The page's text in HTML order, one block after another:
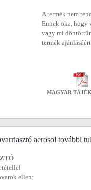
A termék nem
Ennek oka, hogy
vagy mi
termék
MAGYAR
aerosol további
ellen: